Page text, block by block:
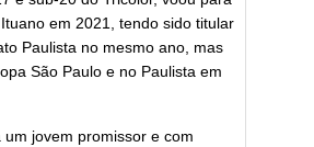
em 2021, tendo sido titular
Paulista no mesmo ano, mas
São Paulo e no Paulista em
um jovem promissor e com